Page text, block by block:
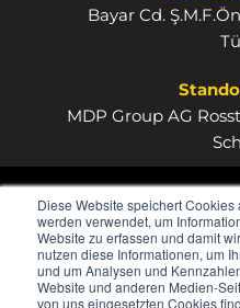
Diese Website speichert
werden verwendet, um
Website zu erfassen und damit
nutzen diese Informationen, um
und um Analysen und
Website und anderen Medien-
von uns eingesetzten Cookies
Bayar Cd.
MDP Group AG